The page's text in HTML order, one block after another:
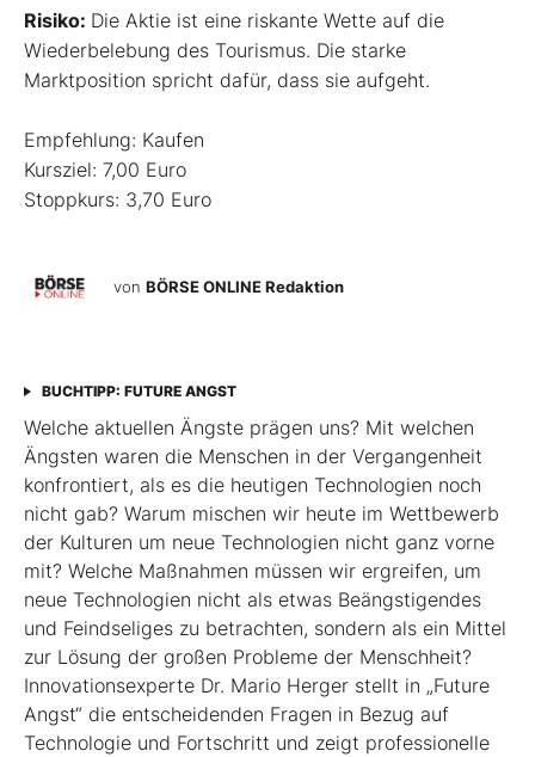
Risiko: Die Aktie ist eine riskante Wette auf die
Wiederbelebung des Tourismus. Die starke
Marktposition spricht dafür, dass sie aufgeht.
Empfehlung: Kaufen
Kursziel: 7,00 Euro
Stoppkurs: 3,70 Euro
von BÖRSE ONLINE Redaktion
BUCHTIPP: FUTURE ANGST
Welche aktuellen Ängste prägen uns? Mit welchen
Ängsten waren die Menschen in der Vergangenheit
konfrontiert, als es die heutigen Technologien noch
nicht gab? Warum mischen wir heute im Wettbewerb
der Kulturen um neue Technologien nicht ganz vorne
mit? Welche Maßnahmen müssen wir ergreifen, um
neue Technologien nicht als etwas Beängstigendes
und Feindseliges zu betrachten, sondern als ein Mittel
zur Lösung der großen Probleme der Menschheit?
Innovationsexperte Dr. Mario Herger stellt in „Future
Angst“ die entscheidenden Fragen in Bezug auf
Technologie und Fortschritt und zeigt professionelle